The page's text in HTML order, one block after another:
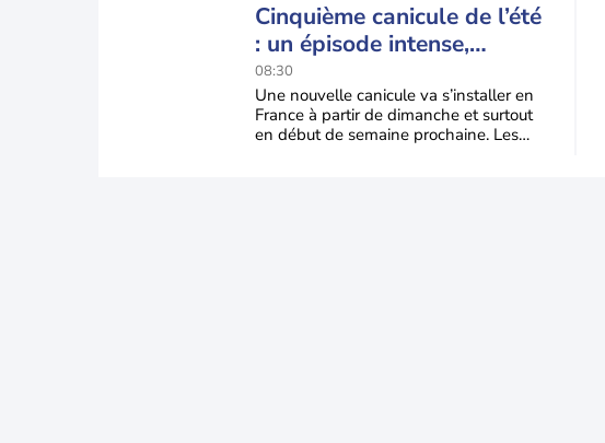
Cinquième canicule de l’été
: un épisode intense,
durable et étendu la
semaine prochaine
08:30
Une nouvelle canicule va s’installer en
France à partir de dimanche et surtout
en début de semaine prochaine. Les